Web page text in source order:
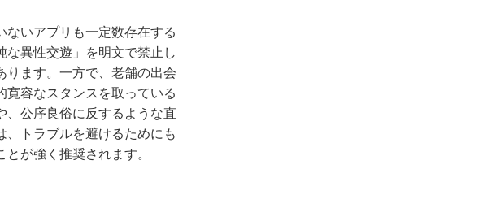
いアプリも一定数存在する
異性交遊」を明文で禁止し
ります。一方で、老舗の出会
容なスタンスを取っている
、公序良俗に反するような直
トラブルを避けるためにも
が強く推奨されます。